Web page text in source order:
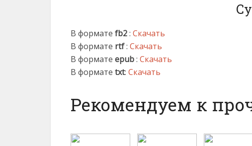
В формате fb2: Скачать
В формате rtf: Скачать
В формате epub: Скачать
В формате txt: Скачать
Рекомендуем к